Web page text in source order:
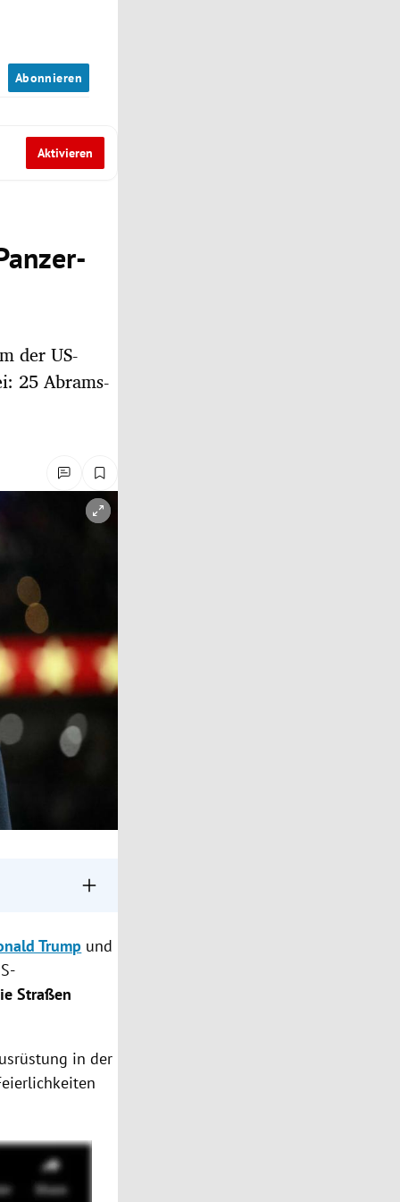
Abonnieren
Aktivieren
der US-
25 Abrams-
Wunsch.
ohne
Trump und
Straßen
in der